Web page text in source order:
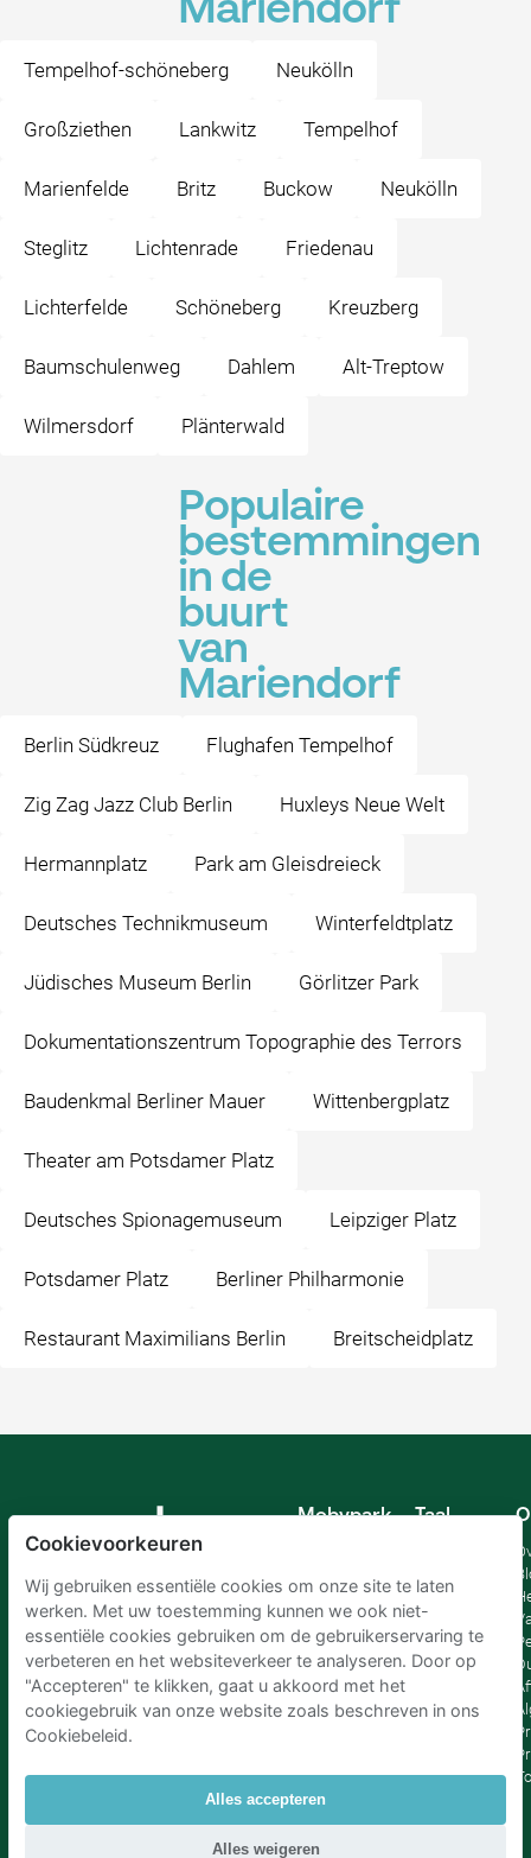
Mariendorf
Tempelhof-schöneberg Neukölln
Großziethen Lankwitz Tempelhof
Marienfelde Britz Buckow Neukölln
Steglitz Lichtenrade Friedenau
Lichterfelde Schöneberg Kreuzberg
Baumschulenweg Dahlem Alt-Treptow
Wilmersdorf Plänterwald
Populaire
bestemmingen
in de
buurt
van
Mariendorf
Berlin Südkreuz Flughafen Tempelhof
Zig Zag Jazz Club Berlin Huxleys Neue Welt
Hermannplatz Park am Gleisdreieck
Deutsches Technikmuseum Winterfeldtplatz
Jüdisches Museum Berlin Görlitzer Park
Dokumentationszentrum Topographie des Terrors
Baudenkmal Berliner Mauer Wittenbergplatz
Theater am Potsdamer Platz
Deutsches Spionagemuseum Leipziger Platz
Potsdamer Platz Berliner Philharmonie
Restaurant Maximilians Berlin Breitscheidplatz
Mobypark
Taal
Spaans
Frankrijk
Italiaans
Nederlands
Parkeren Amsterdam
Cookievoorkeuren
Wij gebruiken essentiële cookies om onze site te laten
werken. Met uw toestemming kunnen we ook niet-
essentiële cookies gebruiken om de gebruikerservaring te
verbeteren en het websiteverkeer te analyseren. Door op
"Accepteren" te klikken, gaat u akkoord met het
cookiegebruik van onze website zoals beschreven in ons
Cookiebeleid.
Alles accepteren
Alles weigeren